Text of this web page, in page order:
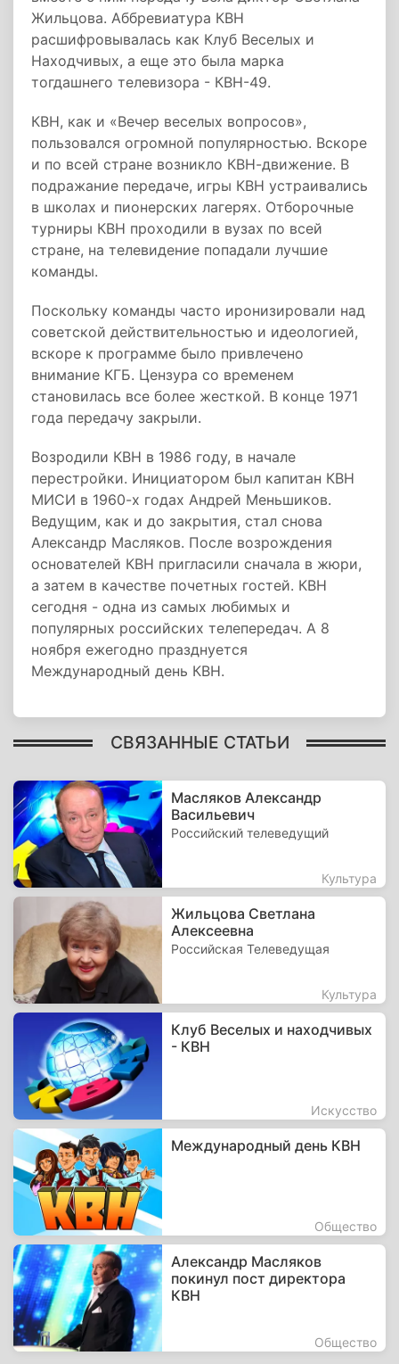
Жильцова. Аббревиатура КВН
расшифровывалась как Клуб Веселых и
Находчивых, а еще это была марка
тогдашнего телевизора - КВН-49.
КВН, как и «Вечер веселых вопросов»,
пользовался огромной популярностью. Вскоре
и по всей стране возникло КВН-движение. В
подражание передаче, игры КВН устраивались
в школах и пионерских лагерях. Отборочные
турниры КВН проходили в вузах по всей
стране, на телевидение попадали лучшие
команды.
Поскольку команды часто иронизировали над
советской действительностью и идеологией,
вскоре к программе было привлечено
внимание КГБ. Цензура со временем
становилась все более жесткой. В конце 1971
года передачу закрыли.
Возродили КВН в 1986 году, в начале
перестройки. Инициатором был капитан КВН
МИСИ в 1960-х годах Андрей Меньшиков.
Ведущим, как и до закрытия, стал снова
Александр Масляков. После возрождения
основателей КВН пригласили сначала в жюри,
а затем в качестве почетных гостей. КВН
сегодня - одна из самых любимых и
популярных российских телепередач. А 8
ноября ежегодно празднуется
Международный день КВН.
СВЯЗАННЫЕ СТАТЬИ
Масляков Александр
Васильевич
Российский телеведущий
Культура
Жильцова Светлана
Алексеевна
Российская Телеведущая
Культура
Клуб Веселых и находчивых
- КВН
Искусство
Международный день КВН
Общество
Александр Масляков
покинул пост директора
КВН
Общество